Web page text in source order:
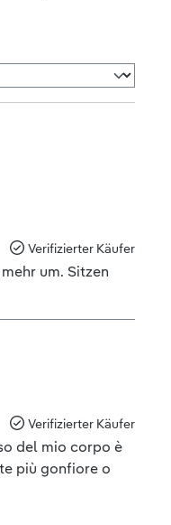
Verifizierter Käufer
um. Sitzen
Verifizierter Käufer
del mio corpo è
più gonfiore o